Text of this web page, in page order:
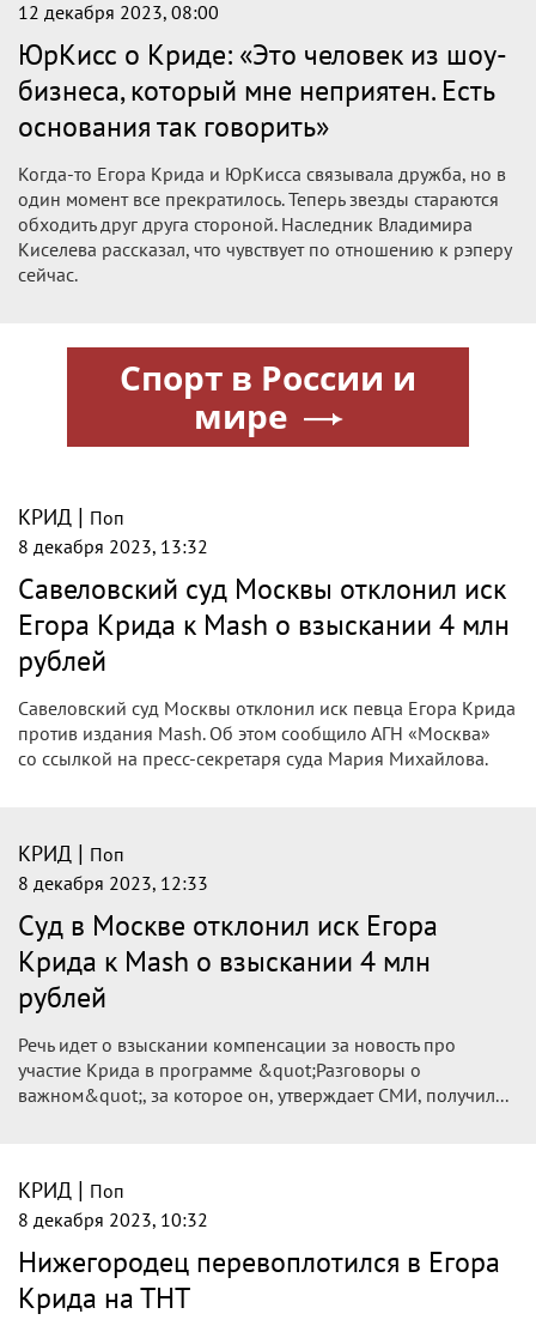
12 декабря 2023, 08:00
ЮрКисс о Криде: «Это человек из шоу-
бизнеса, который мне неприятен. Есть
основания так говорить»
Когда-то Егора Крида и ЮрКисса связывала дружба, но в
один момент все прекратилось. Теперь звезды стараются
обходить друг друга стороной. Наследник Владимира
Киселева рассказал, что чувствует по отношению к рэперу
сейчас.
КРИД | Поп
8 декабря 2023, 13:32
Савеловский суд Москвы отклонил иск
Егора Крида к Mash о взыскании 4 млн
рублей
Савеловский суд Москвы отклонил иск певца Егора Крида
против издания Mash. Об этом сообщило АГН «Москва»
со ссылкой на пресс-секретаря суда Мария Михайлова.
КРИД | Поп
8 декабря 2023, 12:33
Суд в Москве отклонил иск Егора
Крида к Mash о взыскании 4 млн
рублей
Речь идет о взыскании компенсации за новость про
участие Крида в программе &quot;Разговоры о
важном&quot;, за которое он, утверждает СМИ, получил...
КРИД | Поп
8 декабря 2023, 10:32
Нижегородец перевоплотился в Егора
Крида на ТНТ
Спорт в России и
мире